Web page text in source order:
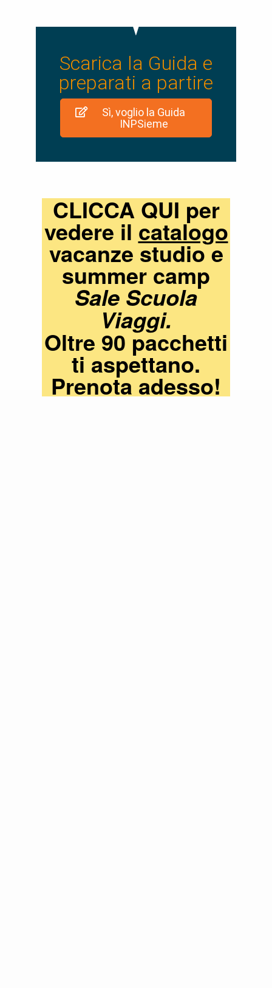
Scarica la Guida e
preparati a partire
Sì, voglio la Guida
INPSieme
CLICCA QUI per
vedere il catalogo
vacanze studio e
summer camp
Sale Scuola
Viaggi.
Oltre 90 pacchetti
ti aspettano.
Prenota adesso!